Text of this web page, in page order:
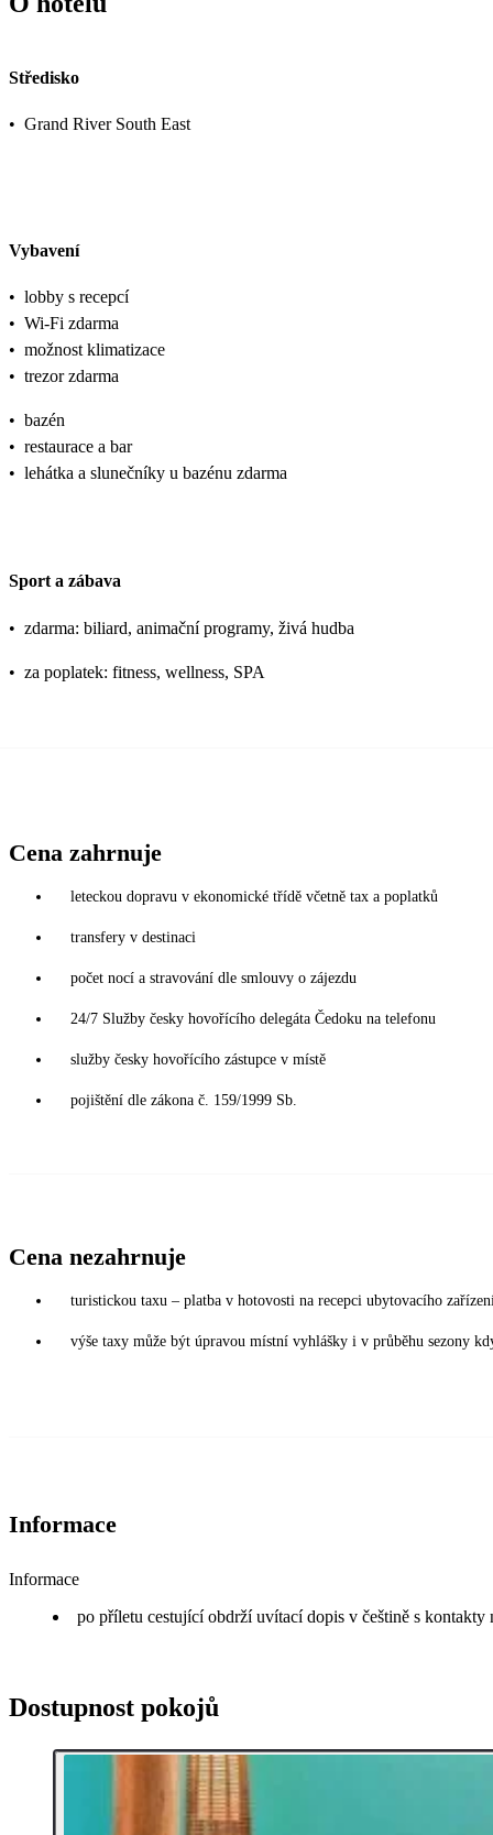
Středisko
• Grand River South East
Vybavení
• lobby s recepcí
• Wi-Fi zdarma
• možnost klimatizace
• trezor zdarma
• bazén
• restaurace a bar
• lehátka a slunečníky u bazénu zdarma
Sport a zábava
• zdarma: biliard, animační programy, živá hudba
• za poplatek: fitness, wellness, SPA
Cena zahrnuje
leteckou dopravu v ekonomické třídě včetně tax a poplatků
transfery v destinaci
počet nocí a stravování dle smlouvy o zájezdu
24/7 Služby česky hovořícího delegáta Čedoku na telefonu
služby česky hovořícího zástupce v místě
pojištění dle zákona č. 159/1999 Sb.
Cena nezahrnuje
turistickou taxu – platba v hotovosti na recepci ubytovacího
výše taxy může být úpravou místní vyhlášky i v průběhu sezony
Informace
Informace
po příletu cestující obdrží uvítací dopis v češtině s
Dostupnost pokojů